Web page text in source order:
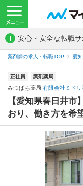
! 安心・安全な転職サ
薬剤師の求人・転職TOP 愛
正社員 調剤薬局
みつばち薬局 有限会社ミドリ
【愛知県春日井
おり、働き方を希